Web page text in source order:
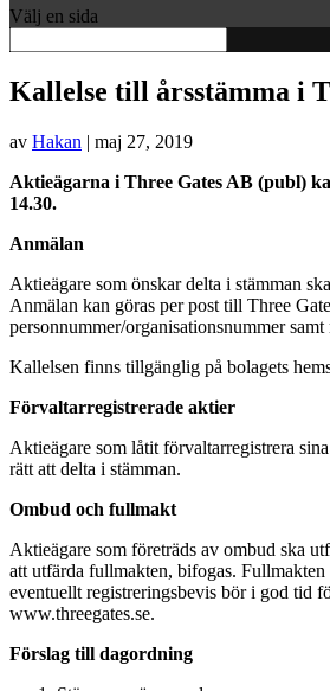
Välj en sida
Kallelse till årsstämma i
av Hakan | maj 27, 2019
Aktieägarna i Three Gates AB (publ)
14.30.
Anmälan
Aktieägare som önskar delta i stämman
Anmälan kan göras per post till Three
personnummer/organisationsnummer
Kallelsen finns tillgänglig på bolagets
Förvaltarregistrerade aktier
Aktieägare som låtit förvaltarregistrera
rätt att delta i stämman.
Ombud och fullmakt
Aktieägare som företräds av ombud ska
att utfärda fullmakten, bifogas.
eventuellt registreringsbevis bör i god tid
www.threegates.se.
Förslag till dagordning